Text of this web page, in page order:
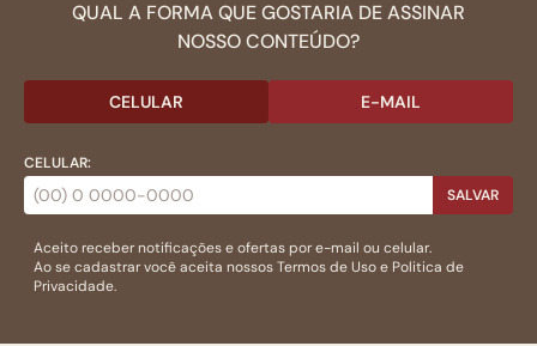
QUAL A FORMA QUE GOSTARIA DE ASSINAR
NOSSO CONTEÚDO?
CELULAR E-MAIL
CELULAR:
SALVAR
Aceito receber notificações e ofertas por e-mail ou celular.
Ao se cadastrar você aceita nossosTermos de Usoe Politica de
Privacidade.